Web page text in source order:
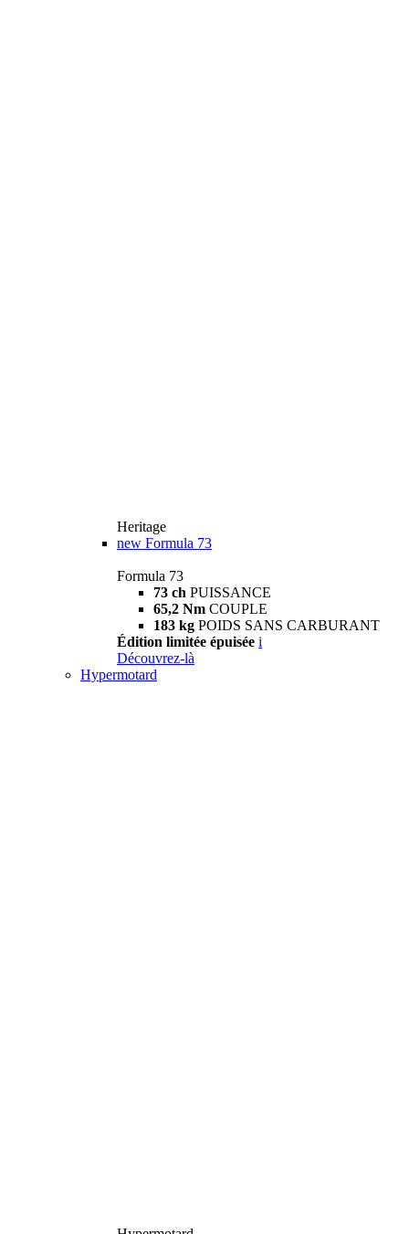
Heritage
new Formula 73
Formula 73
73 ch PUISSANCE
65,2 Nm COUPLE
183 kg POIDS SANS CARBURANT
Édition limitée épuisée i
Découvrez-là
Hypermotard